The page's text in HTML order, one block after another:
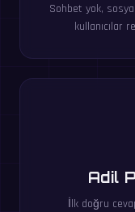
Sohbet yok,
kullanıcılar
Adil
İlk doğru